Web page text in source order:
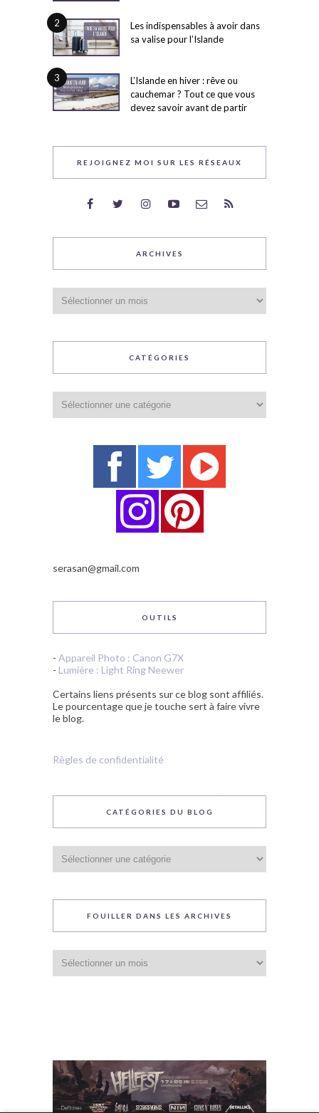
2
Les indispensables à avoir dans
sa valise pour l’Islande
3
L’Islande en hiver : rêve ou
cauchemar ? Tout ce que vous
devez savoir avant de partir
REJOIGNEZ MOI SUR LES RÉSEAUX
ARCHIVES
CATÉGORIES
serasan@gmail.com
OUTILS
- Appareil Photo : Canon G7X
- Lumière : Light Ring Neewer
Certains liens présents sur ce blog sont affiliés.
Le pourcentage que je touche sert à faire vivre
le blog.
Règles de confidentialité
CATÉGORIES DU BLOG
du
blog
FOUILLER DANS LES ARCHIVES
dans
les